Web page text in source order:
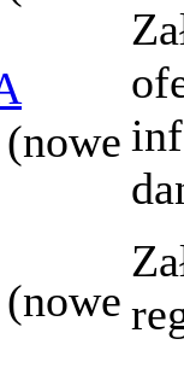
(nowe
(nowe